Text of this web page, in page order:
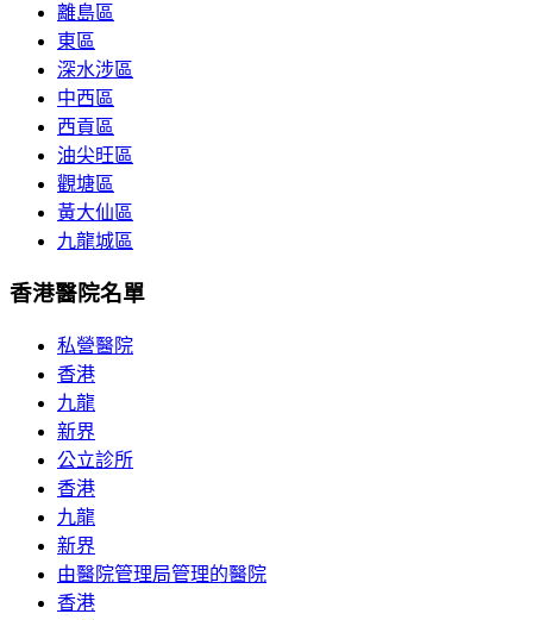
離島區
東區
深水涉區
中西區
西貢區
油尖旺區
觀塘區
黃大仙區
九龍城區
香港醫院名單
私營醫院
香港
九龍
新界
公立診所
香港
九龍
新界
由醫院管理局管理的醫院
香港